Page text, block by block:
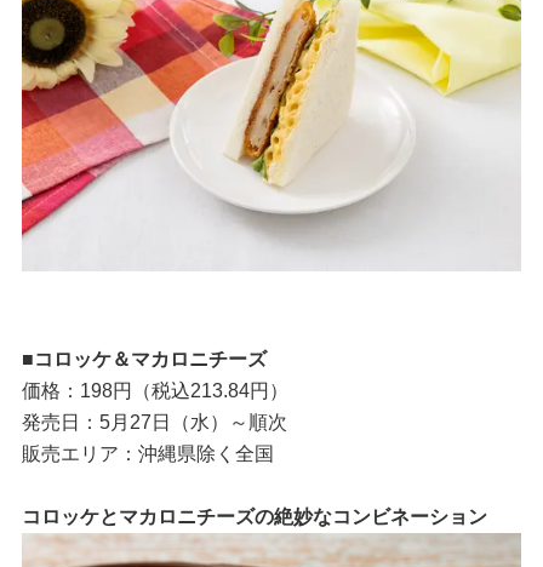
■コロッケ＆マカロニチーズ
価格：198円（税込213.84円）
発売日：5月27日（水）～順次
販売エリア：沖縄県除く全国
コロッケとマカロニチーズの絶妙なコンビネーション